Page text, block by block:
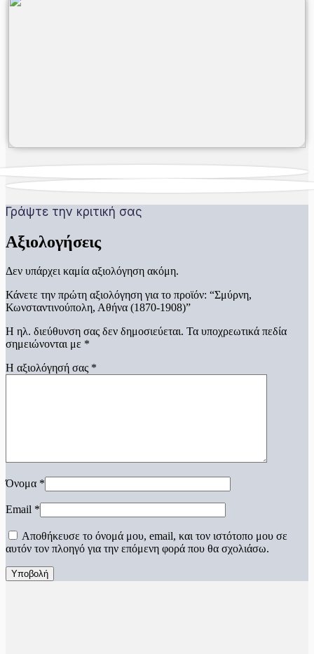
Γράψτε την κριτική σας
Αξιολογήσεις
Δεν υπάρχει καμία αξιολόγηση ακόμη.
Κάνετε την πρώτη αξιολόγηση για το προϊόν: “Σμύρνη,
Κωνσταντινούπολη, Αθήνα (1870-1908)”
Η ηλ. διεύθυνση σας δεν δημοσιεύεται. Τα υποχρεωτικά πεδία
σημειώνονται με *
Η αξιολόγησή σας *
Όνομα *
Email *
Αποθήκευσε το όνομά μου, email, και τον ιστότοπο μου σε
αυτόν τον πλοηγό για την επόμενη φορά που θα σχολιάσω.